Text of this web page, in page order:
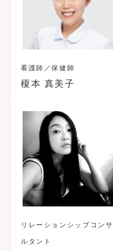
看護師／保健師
榎本 真美子
リレーションシップコンサ
ルタント